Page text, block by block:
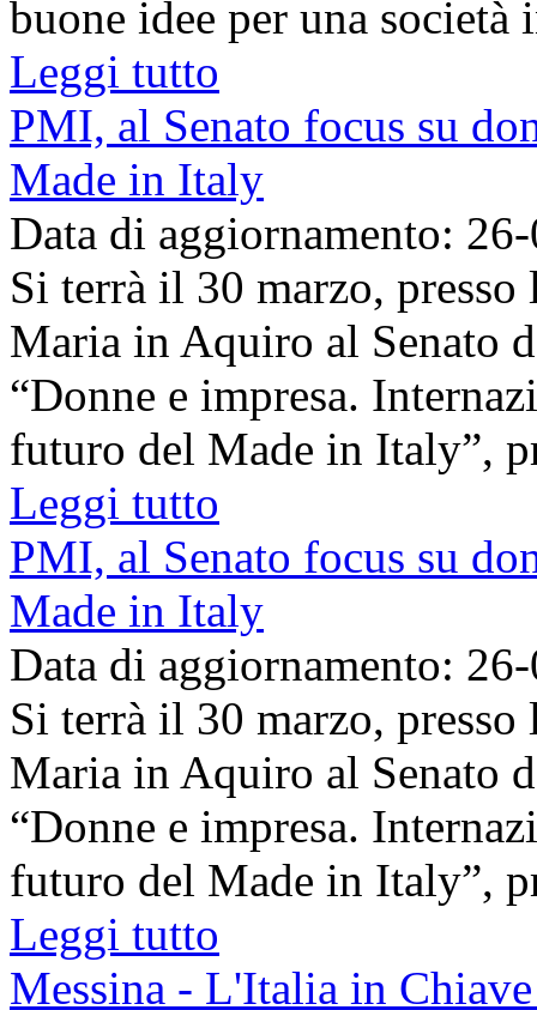
buone idee per una
Leggi tutto
PMI, al Senato focus su
Made in Italy
Data di aggiornamento:
Si terrà il 30 marzo,
Maria in Aquiro al Senato
“Donne e impresa.
futuro del Made in Italy”,
Leggi tutto
PMI, al Senato focus su
Made in Italy
Data di aggiornamento:
Si terrà il 30 marzo,
Maria in Aquiro al Senato
“Donne e impresa.
futuro del Made in Italy”,
Leggi tutto
Messina - L'Italia in